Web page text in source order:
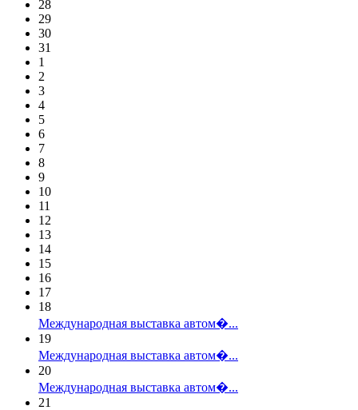
28
29
30
31
1
2
3
4
5
6
7
8
9
10
11
12
13
14
15
16
17
18
Международная выставка автом�...
19
Международная выставка автом�...
20
Международная выставка автом�...
21